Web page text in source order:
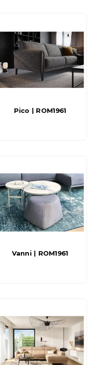
Pico | ROM1961
Vanni | ROM1961